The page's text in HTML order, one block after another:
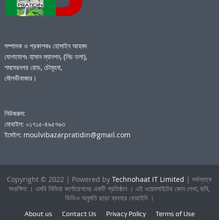
সম্পাদক ও প্রকাশকঃ হোসাইন আহমদ
যোগাযোগঃ হাসান ম্যানশন, (নিচ তলা),
শমসেরনগর রোড, চৌমূহনা,
মৌলভীবাজার।
নিউজরুম:
মোবাইল: ০১৭১৫-৪৯৫৭৬৩
ইমেইল: moulvibazarpratidin@gmail.com
Copyright © 2022 | Powered byTechnohaat IT Limited | সর্বস্বত্ব
সংরক্ষিত । এমবি মিডিয়া কর্পোরেশনের একটি প্রতিষ্ঠান । এই ওয়েবসাইটের কোন লেখা, ছবি,
ভিডিও অনুমতি ছাড়া ব্যবহার বেআইনি ।
About us Contact Us Privacy Policy Terms of Use